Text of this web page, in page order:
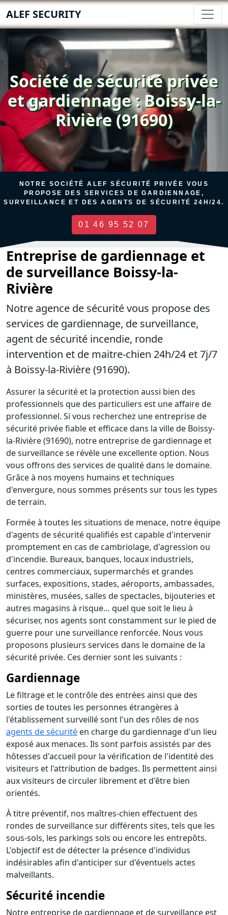
ALEF SECURITY
Société de sécurité privée
et gardiennage : Boissy-la-
Rivière (91690)
NOTRE SOCIÉTÉ ALEF SÉCURITÉ PRIVÉE VOUS
PROPOSE DES SERVICES DE GARDIENNAGE,
SURVEILLANCE ET DES AGENTS DE SÉCURITÉ 24H/24.
01 46 95 52 07
Entreprise de gardiennage et
de surveillance Boissy-la-
Rivière
Notre agence de sécurité vous propose des
services de gardiennage, de surveillance,
agent de sécurité incendie, ronde
intervention et de maitre-chien 24h/24 et 7j/7
à Boissy-la-Rivière (91690).
Assurer la sécurité et la protection aussi bien des
professionnels que des particuliers est une affaire de
professionnel. Si vous recherchez une entreprise de
sécurité privée fiable et efficace dans la ville de Boissy-
la-Rivière (91690), notre entreprise de gardiennage et
de surveillance se révèle une excellente option. Nous
vous offrons des services de qualité dans le domaine.
Grâce à nos moyens humains et techniques
d'envergure, nous sommes présents sur tous les types
de terrain.
Formée à toutes les situations de menace, notre équipe
d'agents de sécurité qualifiés est capable d'intervenir
promptement en cas de cambriolage, d'agression ou
d'incendie. Bureaux, banques, locaux industriels,
centres commerciaux, supermarchés et grandes
surfaces, expositions, stades, aéroports, ambassades,
ministères, musées, salles de spectacles, bijouteries et
autres magasins à risque… quel que soit le lieu à
sécuriser, nos agents sont constamment sur le pied de
guerre pour une surveillance renforcée. Nous vous
proposons plusieurs services dans le domaine de la
sécurité privée. Ces dernier sont les suivants :
Gardiennage
Le filtrage et le contrôle des entrées ainsi que des
sorties de toutes les personnes étrangères à
l'établissement surveillé sont l'un des rôles de nos
agents de sécurité en charge du gardiennage d'un lieu
exposé aux menaces. Ils sont parfois assistés par des
hôtesses d'accueil pour la vérification de l'identité des
visiteurs et l'attribution de badges. Ils permettent ainsi
aux visiteurs de circuler librement et d'être bien
orientés.
À titre préventif, nos maîtres-chien effectuent des
rondes de surveillance sur différents sites, tels que les
sous-sols, les parkings sols ou encore les entrepôts.
L'objectif est de détecter la présence d'individus
indésirables afin d'anticiper sur d'éventuels actes
malveillants.
Sécurité incendie
Notre entreprise de gardiennage et de surveillance est